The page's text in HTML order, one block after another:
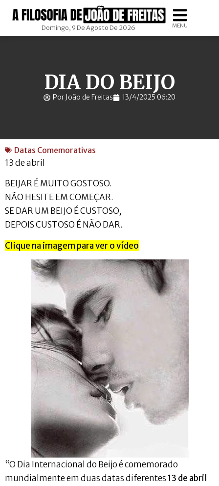
Domingo, 9 De Agosto De 2026 MENU
DIA DO BEIJO
Por João de Freitas 13/4/2025 06:20
Datas Comemorativas
13 de abril
BEIJAR É MUITO GOSTOSO.
NÃO HESITE EM COMEÇAR.
SE DAR UM BEIJO É CUSTOSO,
DEPOIS CUSTOSO É NÃO DAR.
Clique na imagem para ver o vídeo
“O Dia Internacional do Beijo é comemorado
mundialmente em duas datas diferentes 13 de abril